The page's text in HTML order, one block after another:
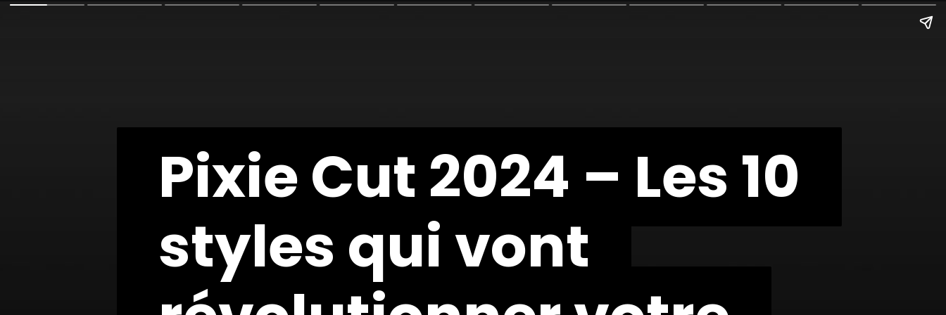
Pixie Cut 2024 – Les 10
styles qui vont
Pixie Cut 2024 – Les 10
styles qui vont